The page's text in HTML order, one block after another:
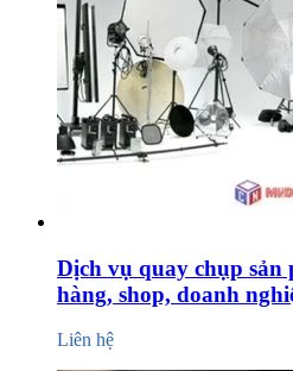
Dịch vụ quay chụp sản
hàng, shop, doanh
Liên hệ